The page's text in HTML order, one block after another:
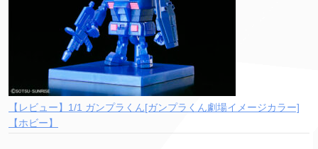
【レビュー】1/1 ガンプラくん[ガンプラくん劇場イメージカラー]
【ホビー】